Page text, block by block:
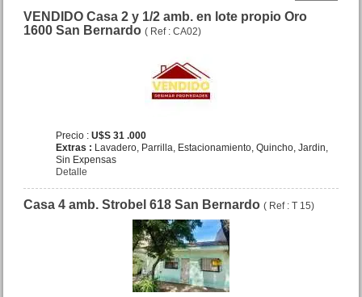
Local comercial Belgrano 52
Mar de Ajo N.
Duplex 3 amb. Catamarca
2700 San Bernardo
Precio :U$S 58 .000
VENDIDO Casa 2 y 1/2 amb. en lote propio Oro
1600 San Bernardo( Ref : CA02)
Precio :U$S 31 .000
Extras : Lavadero, Parrilla, Estacionamiento, Quincho, Jardin,
Sin Expensas
Detalle
Casa 4 amb. Strobel 618 San Bernardo( Ref : T 15)